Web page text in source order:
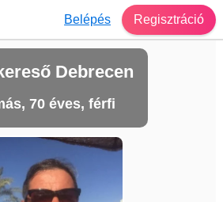
Belépés Regisztráció
Debrecen
70 éves, férfi